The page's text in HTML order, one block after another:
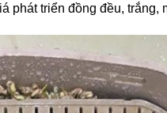
triển đồng đều, trắng,